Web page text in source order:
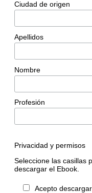
Ciudad de origen
Apellidos
Nombre
Profesión
Privacidad y permisos
Seleccione las casillas
descargar el Ebook.
Acepto